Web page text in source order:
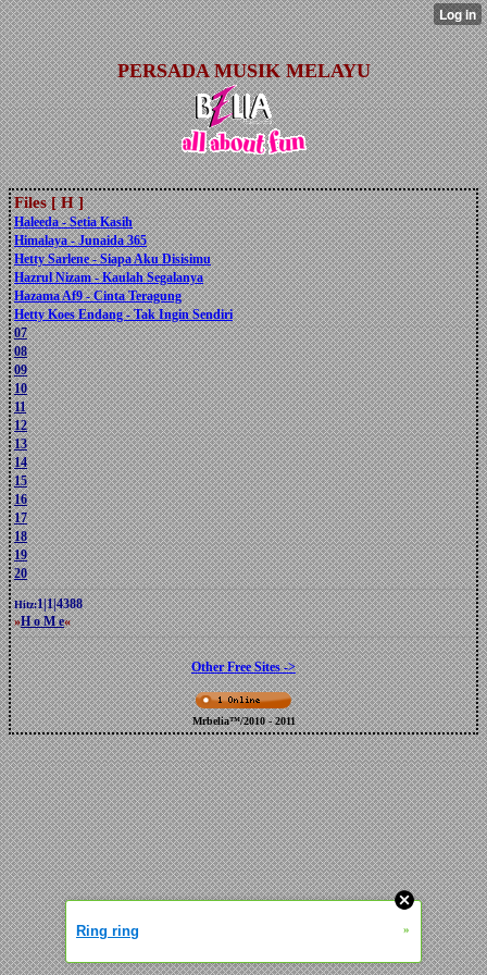
PERSADA MUSIK MELAYU
Files [ H ]
Haleeda - Setia Kasih
Himalaya - Junaida 365
Hetty Sarlene - Siapa Aku Disisimu
Hazrul Nizam - Kaulah Segalanya
Hazama Af9 - Cinta Teragung
Hetty Koes Endang - Tak Ingin Sendiri
07
08
09
10
11
12
13
14
15
16
17
18
19
20
Hitz:1|1|4388
»H o M e«
Other Free Sites ->
Mrbelia™/2010 - 2011
Ring ring »